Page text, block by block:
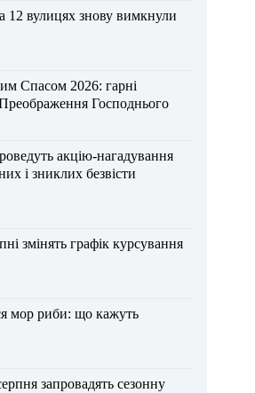
12 вулицях знову вимкнули
Спасом 2026: гарні
Господнього
акцію-нагадування
і зниклих безвісти
змінять графік курсування
мор риби: що кажуть
запровадять сезонну